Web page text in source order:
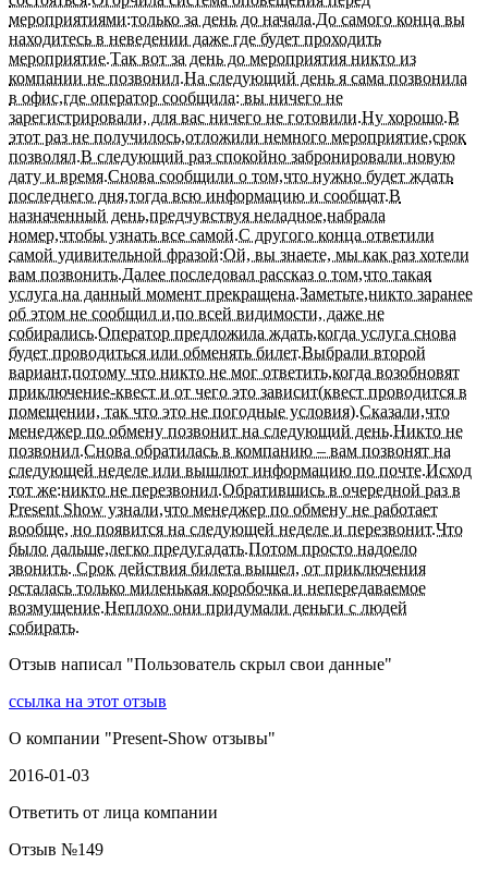
мероприятиями:только за день до начала.До самого конца вы
находитесь в неведении даже где будет проходить
мероприятие.Так вот за день до мероприятия никто из
компании не позвонил.На следующий день я сама позвонила
в офис,где оператор сообщила: вы ничего не
зарегистрировали, для вас ничего не готовили.Ну хорошо.В
этот раз не получилось,отложили немного мероприятие,срок
позволял.В следующий раз спокойно забронировали новую
дату и время.Снова сообщили о том,что нужно будет ждать
последнего дня,тогда всю информацию и сообщат.В
назначенный день,предчувствуя неладное,набрала
номер,чтобы узнать все самой.С другого конца ответили
самой удивительной фразой:Ой, вы знаете, мы как раз хотели
вам позвонить.Далее последовал рассказ о том,что такая
услуга на данный момент прекращена.Заметьте,никто заранее
об этом не сообщил и,по всей видимости, даже не
собирались.Оператор предложила ждать,когда услуга снова
будет проводиться или обменять билет.Выбрали второй
вариант,потому что никто не мог ответить,когда возобновят
приключение-квест и от чего это зависит(квест проводится в
помещении, так что это не погодные условия).Сказали,что
менеджер по обмену позвонит на следующий день.Никто не
позвонил.Снова обратилась в компанию – вам позвонят на
следующей неделе или вышлют информацию по почте.Исход
тот же:никто не перезвонил.Обратившись в очередной раз в
Present Show узнали,что менеджер по обмену не работает
вообще, но появится на следующей неделе и перезвонит.Что
было дальше,легко предугадать.Потом просто надоело
звонить. Срок действия билета вышел, от приключения
осталась только миленькая коробочка и непередаваемое
возмущение.Неплохо они придумали деньги с людей
собирать.
Отзыв написал "Пользователь скрыл свои данные"
ссылка на этот отзыв
О компании "Present-Show отзывы"
2016-01-03
Ответить от лица компании
Отзыв №149